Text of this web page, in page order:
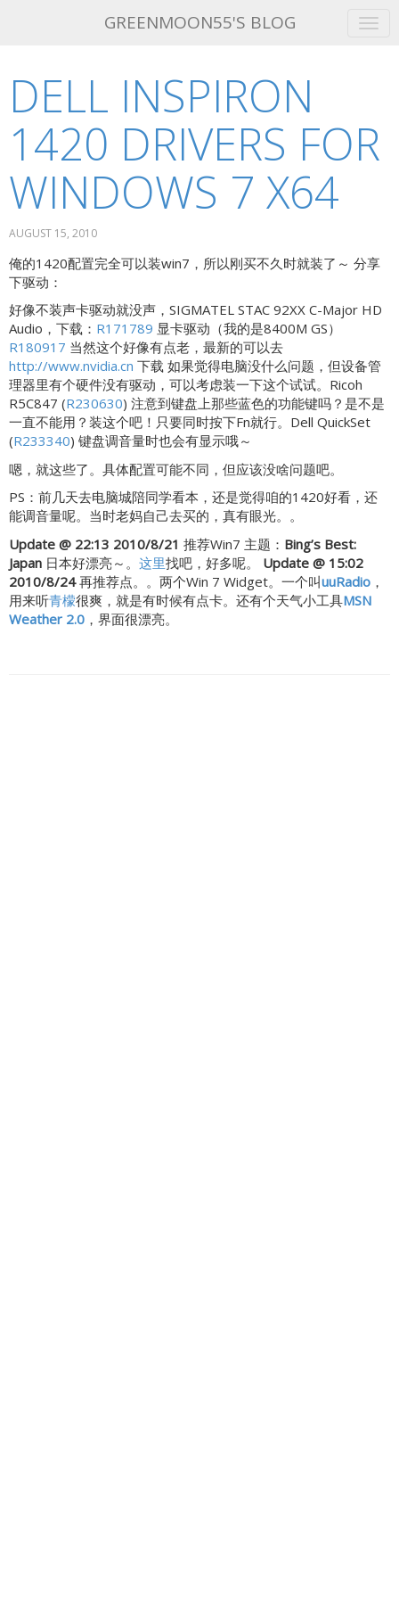
GREENMOON55'S BLOG
GET THIS THEME!
ATOM FEED
DELL INSPIRON
1420 DRIVERS FOR
WINDOWS 7 X64
AUGUST 15, 2010
俺的1420配置完全可以装win7，所以刚买不久时就装了～ 分享
下驱动：
好像不装声卡驱动就没声，SIGMATEL STAC 92XX C-Major HD
Audio，下载： R171789 显卡驱动（我的是8400M GS）
R180917 当然这个好像有点老，最新的可以去
http://www.nvidia.cn 下载 如果觉得电脑没什么问题，但设备管
理器里有个硬件没有驱动，可以考虑装一下这个试试。Ricoh
R5C847 (R230630) 注意到键盘上那些蓝色的功能键吗？是不是
一直不能用？装这个吧！只要同时按下Fn就行。Dell QuickSet
(R233340) 键盘调音量时也会有显示哦～
嗯，就这些了。具体配置可能不同，但应该没啥问题吧。
PS：前几天去电脑城陪同学看本，还是觉得咱的1420好看，还
能调音量呢。当时老妈自己去买的，真有眼光。。
Update @ 22:13 2010/8/21 推荐Win7 主题： Bing’s Best:
Japan 日本好漂亮～。 这里找吧，好多呢。 Update @ 15:02
2010/8/24再推荐点。。两个Win 7 Widget。一个叫uuRadio ，
用来听青檬很爽，就是有时候有点卡。还有个天气小工具MSN
Weather 2.0 ，界面很漂亮。